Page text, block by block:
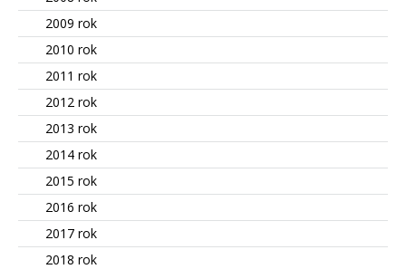
2009 rok
2010 rok
2011 rok
2012 rok
2013 rok
2014 rok
2015 rok
2016 rok
2017 rok
2018 rok